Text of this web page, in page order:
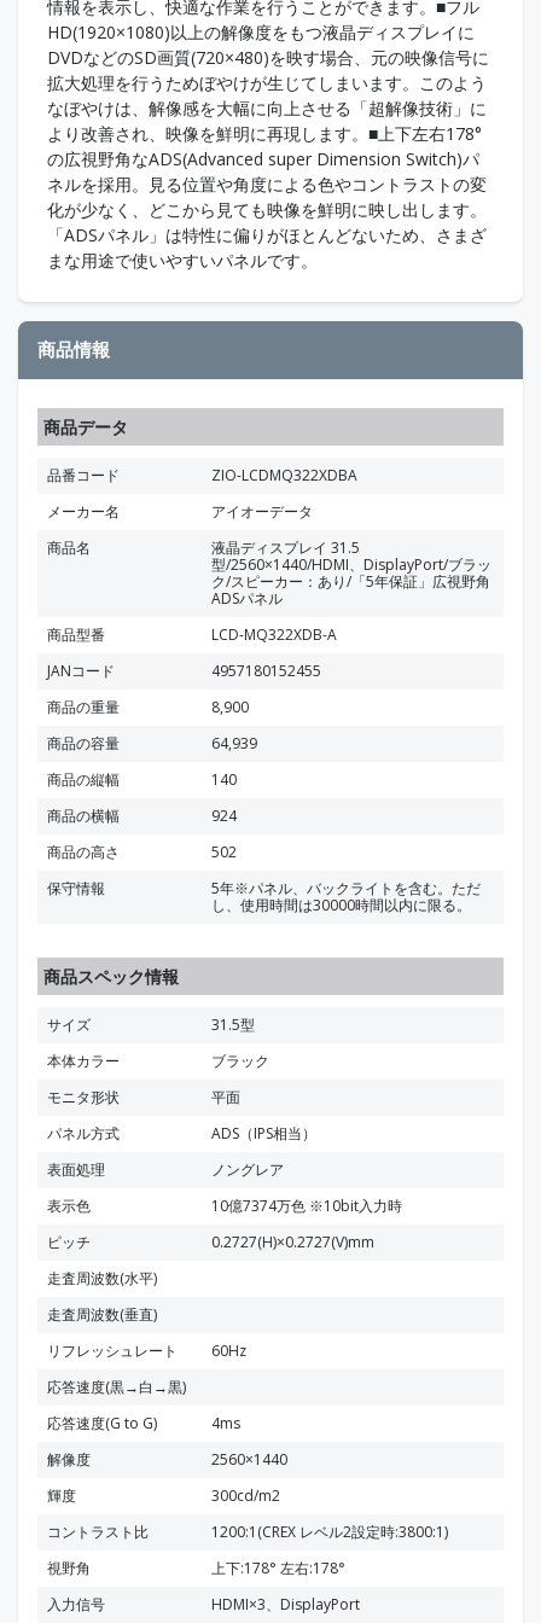
情報を表示し、快適な作業を行うことができます。■フル
HD(1920×1080)以上の解像度をもつ液晶ディスプレイに
DVDなどのSD画質(720×480)を映す場合、元の映像信号に
拡大処理を行うためぼやけが生じてしまいます。このよう
なぼやけは、解像感を大幅に向上させる「超解像技術」に
より改善され、映像を鮮明に再現します。■上下左右178°
の広視野角なADS(Advanced super Dimension Switch)パ
ネルを採用。見る位置や角度による色やコントラストの変
化が少なく、どこから見ても映像を鮮明に映し出します。
「ADSパネル」は特性に偏りがほとんどないため、さまざ
まな用途で使いやすいパネルです。
商品情報
商品データ
品番コード
ZIO-LCDMQ322XDBA
メーカー名
アイオーデータ
商品名
液晶ディスプレイ 31.5
型/2560×1440/HDMI、DisplayPort/ブラッ
ク/スピーカー：あり/「5年保証」広視野角
ADSパネル
商品型番
LCD-MQ322XDB-A
JANコード
4957180152455
商品の重量
8,900
商品の容量
64,939
商品の縦幅
140
商品の横幅
924
商品の高さ
502
保守情報
5年※パネル、バックライトを含む。ただ
し、使用時間は30000時間以内に限る。
商品スペック情報
サイズ
31.5型
本体カラー
ブラック
モニタ形状
平面
パネル方式
ADS（IPS相当）
表面処理
ノングレア
表示色
10億7374万色 ※10bit入力時
ピッチ
0.2727(H)×0.2727(V)mm
走査周波数(水平)
走査周波数(垂直)
リフレッシュレート
60Hz
応答速度(黒→白→黒)
応答速度(G to G)
4ms
解像度
2560×1440
輝度
300cd/m2
コントラスト比
1200:1(CREX レベル2設定時:3800:1)
視野角
上下:178° 左右:178°
入力信号
HDMI×3、DisplayPort